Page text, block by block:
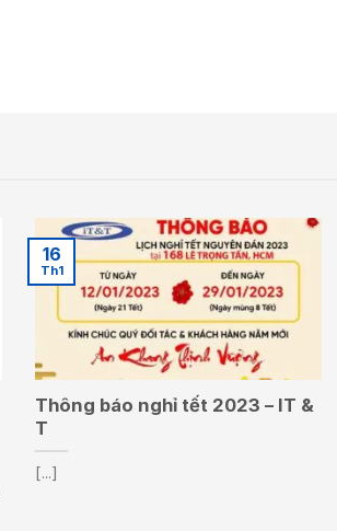
Thông báo nghỉ tết 2023 – IT &
T
[...]
16
Th1